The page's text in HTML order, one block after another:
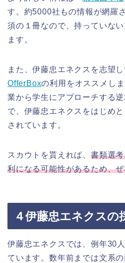
す。約5000社もの情報が網羅
須の１冊なので、持っていな
ます。
また、伊藤忠エネクスを志望し
OfferBoxの利用をオススメし
業から学生にアプローチする
で、伊藤忠エネクスをはじめ
されています。
スカウトを貰えれば、 書類選
利になる可能性があるため、
４伊藤忠エネクスの
伊藤忠エネクスでは、例年30
ています。数年前までは文系